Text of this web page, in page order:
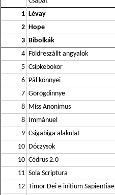
1 Lévay
2 Hope
3 Bibolkák
4 Földreszállt angyalok
5 Csipkebokor
6 Pál könnyei
7 Görögdinnye
8 Miss Anonimus
8 Immánuel
9 Csigabiga alakulat
10 Dóczysok
10 Cédrus 2.0
11 Sola Scriptura
12 Timor Dei e initium Sapientiae